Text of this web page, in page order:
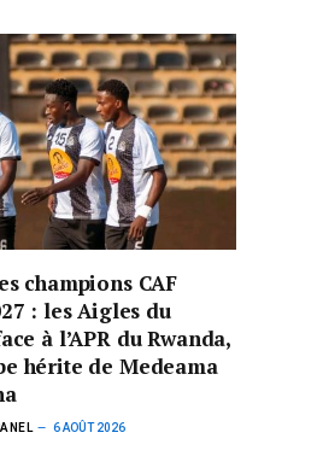
champions CAF
: les Aigles du
à l’APR du Rwanda,
hérite de Medeama
6 AOÛT 2026